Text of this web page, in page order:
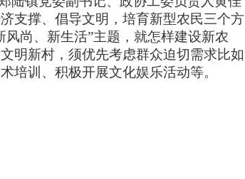
支撑、倡导文明，培育新型农民三个方
尚、新生活”主题，就怎样建设新农
明新村，须优先考虑群众迫切需求比如
培训、积极开展文化娱乐活动等。